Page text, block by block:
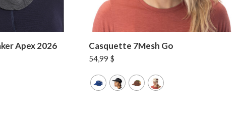
Apex 2026 Casquette 7Mesh Go
54,99 $